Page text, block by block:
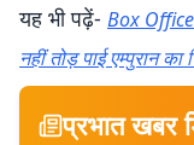
यह भी पढ़ें- Box Office
नहीं तोड़ पाई एम्पुरान
प्रभात खबर